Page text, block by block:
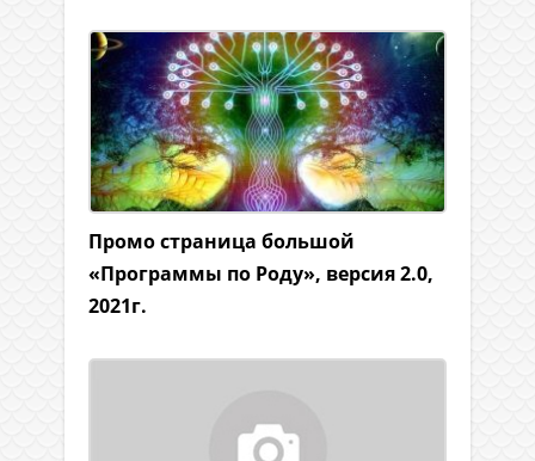
Промо страница большой
«Программы по Роду», версия 2.0,
2021г.